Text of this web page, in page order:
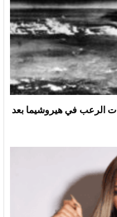
الرعب في هيروشيما بعد